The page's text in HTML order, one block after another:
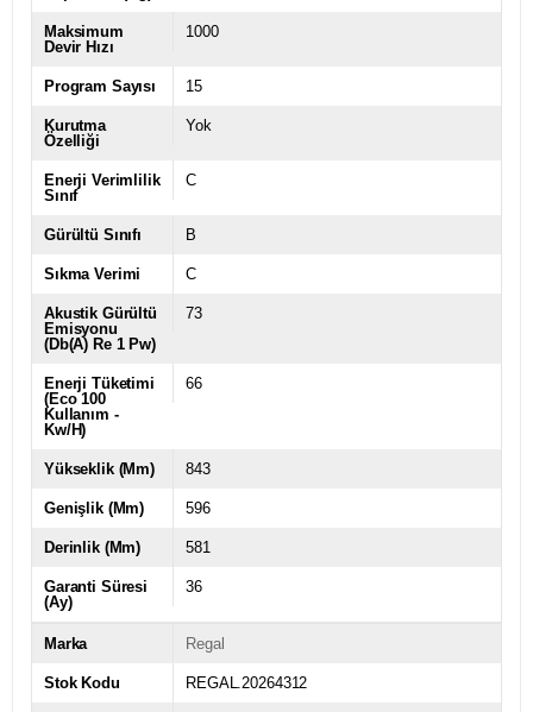
Maksimum
Devir Hızı
1000
Program Sayısı 15
Kurutma
Özelliği
Yok
Enerji Verimlilik
Sınıf
C
Gürültü Sınıfı B
Sıkma Verimi C
Akustik Gürültü
Emisyonu
(Db(A) Re 1 Pw)
73
Enerji Tüketimi
(Eco 100
Kullanım -
Kw/H)
66
Yükseklik (Mm) 843
Genişlik (Mm) 596
Derinlik (Mm) 581
Garanti Süresi
(Ay)
36
Marka Regal
Stok Kodu REGAL.20264312